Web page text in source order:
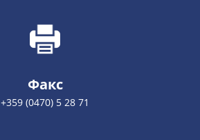
Факс
+359 (0470) 5 28 71